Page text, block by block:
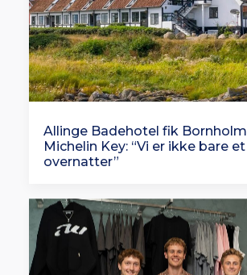
Allinge Badehotel fik
Michelin Key: “Vi er ikke bare
overnatter”